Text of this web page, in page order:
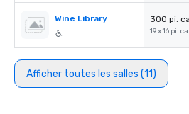
Wine Library 300 pi.
19 x 16 pi. ca.
Afficher toutes les salles (11)